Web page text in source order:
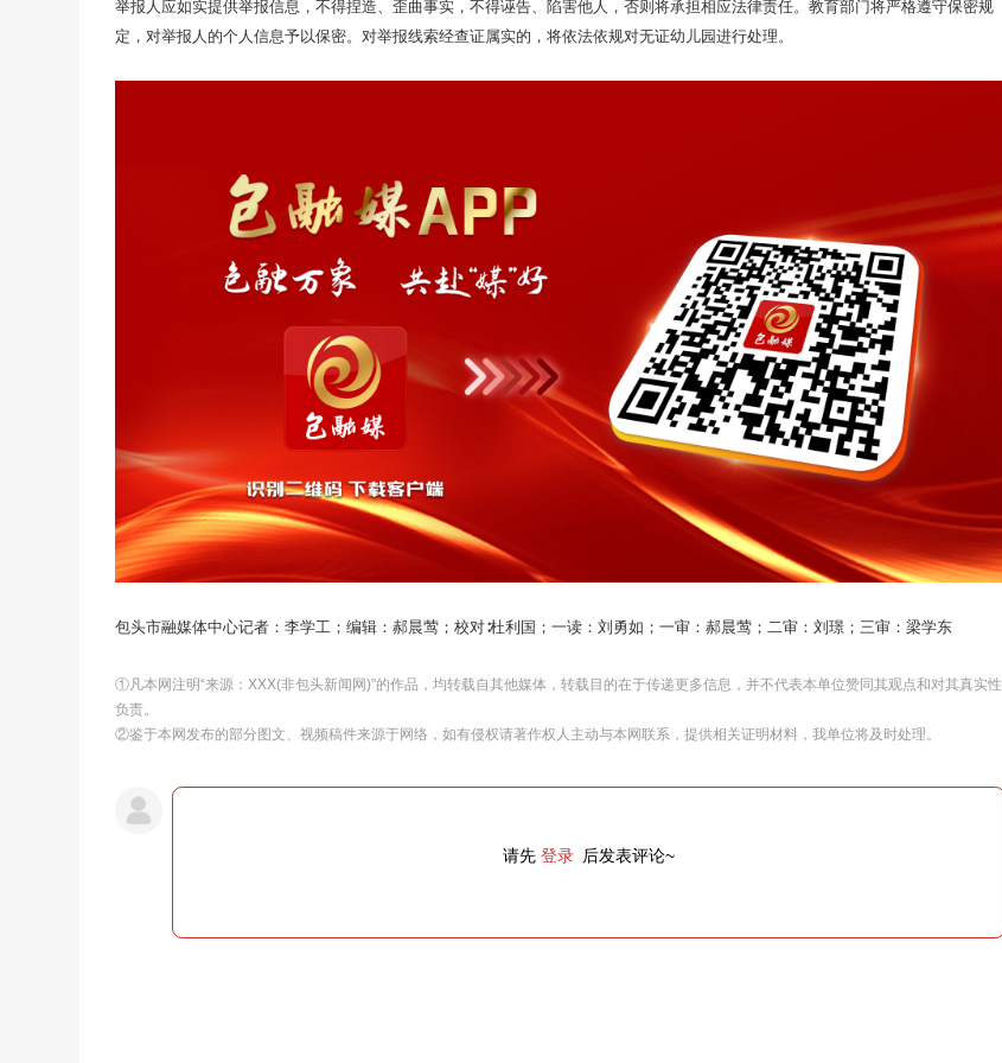
举报人应如实提供举报信息，不得捏造、歪曲事实，不得诬告、陷害他人，否则将承担相应法律责任。教育部门将严格遵守保密规
定，对举报人的个人信息予以保密。对举报线索经查证属实的，将依法依规对无证幼儿园进行处理。
包头市融媒体中心记者： 李学工；编辑：郝晨莺；校对∶杜利国；一读：刘勇如；一审：郝晨莺；二审：刘璟；三审：梁学东
①凡本网注明“来源：XXX(非包头新闻网)”的作品，均转载自其他媒体，转载目的在于传递更多信息，并不代表本单位赞同其观点和对其真实性
负责。
②鉴于本网发布的部分图文、视频稿件来源于网络，如有侵权请著作权人主动与本网联系，提供相关证明材料，我单位将及时处理。
请先 登录 后发表评论~